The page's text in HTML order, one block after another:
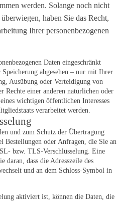
werden. Solange noch nicht
haben Sie das Recht,
Ihrer personenbezogenen
Daten eingeschränkt
abgesehen – nur mit Ihrer
Ausübung oder Verteidigung von
Rechte einer anderen natürlichen oder
wichtigen öffentlichen Interesses
verarbeitet werden.
und zum Schutz der Übertragung
oder Anfragen, die Sie an
bzw. TLS-Verschlüsselung. Eine
daran, dass die Adresszeile des
und an dem Schloss-Symbol in
aktiviert ist, können die Daten, die